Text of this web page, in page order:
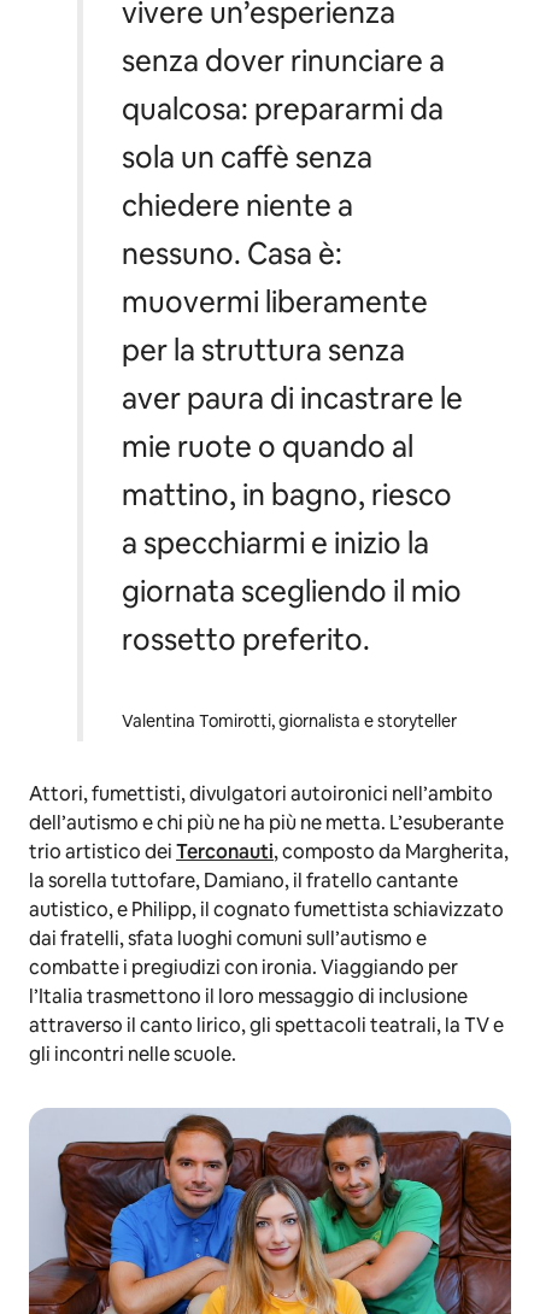
vivere un’esperienza
senza dover rinunciare a
qualcosa: prepararmi da
sola un caffè senza
chiedere niente a
nessuno. Casa è:
muovermi liberamente
per la struttura senza
aver paura di incastrare le
mie ruote o quando al
mattino, in bagno, riesco
a specchiarmi e inizio la
giornata scegliendo il mio
rossetto preferito.
Valentina Tomirotti, giornalista e storyteller
Attori, fumettisti, divulgatori autoironici nell’ambito
dell’autismo e chi più ne ha più ne metta. L’esuberante
trio artistico deiTerconauti, composto da Margherita,
la sorella tuttofare, Damiano, il fratello cantante
autistico, e Philipp, il cognato fumettista schiavizzato
dai fratelli, sfata luoghi comuni sull’autismo e
combatte i pregiudizi con ironia. Viaggiando per
l’Italia trasmettono il loro messaggio di inclusione
attraverso il canto lirico, gli spettacoli teatrali, la TV e
gli incontri nelle scuole.